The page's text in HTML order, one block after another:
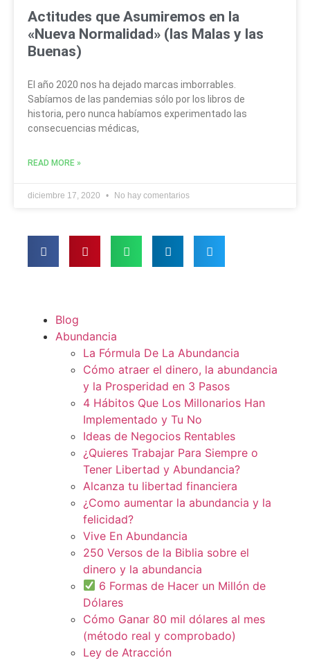
Actitudes que Asumiremos en la
«Nueva Normalidad» (las Malas y las
Buenas)
El año 2020 nos ha dejado marcas imborrables.
Sabíamos de las pandemias sólo por los libros de
historia, pero nunca habíamos experimentado las
consecuencias médicas,
READ MORE »
diciembre 17, 2020 No hay comentarios
Blog
Abundancia
La Fórmula De La Abundancia
Cómo atraer el dinero, la abundancia
y la Prosperidad en 3 Pasos
4 Hábitos Que Los Millonarios Han
Implementado y Tu No
Ideas de Negocios Rentables
¿Quieres Trabajar Para Siempre o
Tener Libertad y Abundancia?
Alcanza tu libertad financiera
¿Como aumentar la abundancia y la
felicidad?
Vive En Abundancia
250 Versos de la Biblia sobre el
dinero y la abundancia
6 Formas de Hacer un Millón de
Dólares
Cómo Ganar 80 mil dólares al mes
(método real y comprobado)
Ley de Atracción